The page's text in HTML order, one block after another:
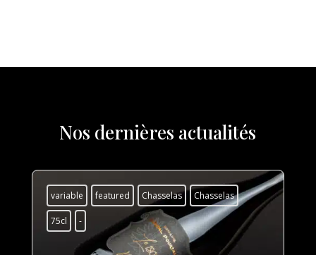
Nos dernières actualités
variable featured Chasselas Chasselas
75cl -